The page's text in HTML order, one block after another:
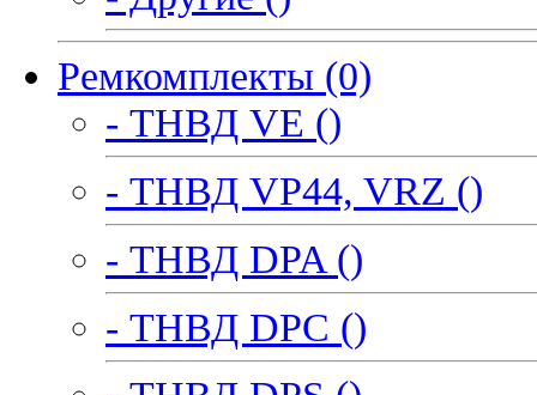
Ремкомплекты (0)
- ТНВД VE ()
- ТНВД VP44, VRZ ()
- ТНВД DPA ()
- ТНВД DPC ()